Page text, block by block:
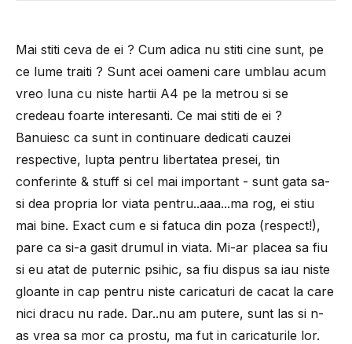
Mai stiti ceva de ei ? Cum adica nu stiti cine sunt, pe
ce lume traiti ? Sunt acei oameni care umblau acum
vreo luna cu niste hartii A4 pe la metrou si se
credeau foarte interesanti. Ce mai stiti de ei ?
Banuiesc ca sunt in continuare dedicati cauzei
respective, lupta pentru libertatea presei, tin
conferinte & stuff si cel mai important - sunt gata sa-
si dea propria lor viata pentru..aaa...ma rog, ei stiu
mai bine. Exact cum e si fatuca din poza (respect!),
pare ca si-a gasit drumul in viata. Mi-ar placea sa fiu
si eu atat de puternic psihic, sa fiu dispus sa iau niste
gloante in cap pentru niste caricaturi de cacat la care
nici dracu nu rade. Dar..nu am putere, sunt las si n-
as vrea sa mor ca prostu, ma fut in caricaturile lor.